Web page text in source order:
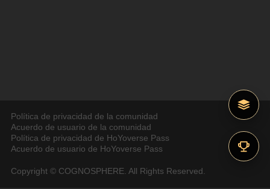
Política de privacidad de la comunidad
Acuerdo de usuario de la comunidad
Política de privacidad de HoYoverse Pass
Acuerdo de usuario de HoYoverse Pass
Copyright © COGNOSPHERE. All Rights Reserved.